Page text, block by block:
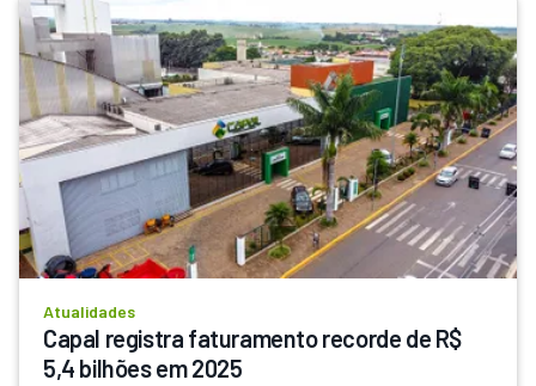
Atualidades
Capal registra faturamento recorde de R$
5,4 bilhões em 2025